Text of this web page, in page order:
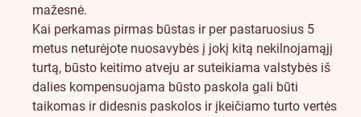
mažesnė.
Kai perkamas pirmas būstas ir per pastaruosius 5
metus neturėjote nuosavybės į jokį kitą nekilnojamąjį
turtą, būsto keitimo atveju ar suteikiama valstybės iš
dalies kompensuojama būsto paskola gali būti
taikomas ir didesnis paskolos ir įkeičiamo turto vertės